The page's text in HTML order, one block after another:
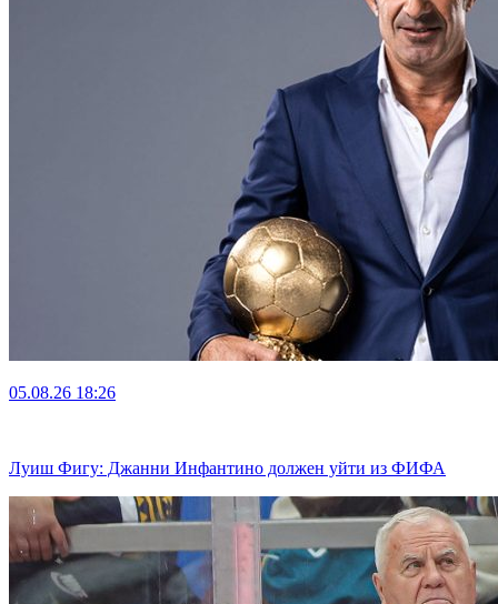
05.08.26 18:26
Луиш Фигу: Джанни Инфантино должен уйти из ФИФА